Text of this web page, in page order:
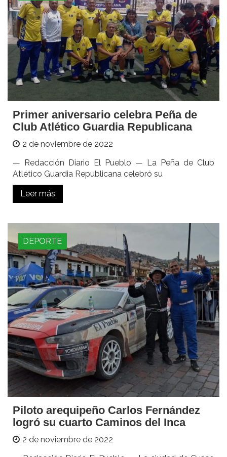
Primer aniversario celebra Peña de
Club Atlético Guardia Republicana
2 de noviembre de 2022
— Redacción Diario El Pueblo — La Peña de Club
Atlético Guardia Republicana celebró su
Leer más
DEPORTE
Piloto arequipeño Carlos Fernández
logró su cuarto Caminos del Inca
2 de noviembre de 2022